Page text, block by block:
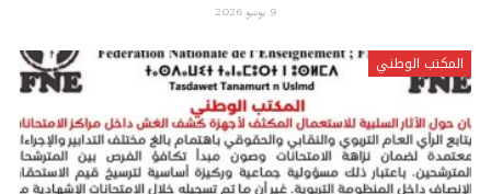
9 يونيو 2026
المكتب الوطني